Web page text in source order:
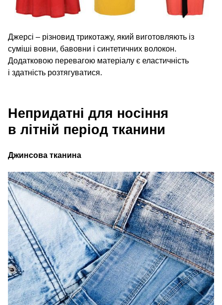
Джерсі – різновид трикотажу, який виготовляють із
суміші вовни, бавовни і синтетичних волокон.
Додатковою перевагою матеріалу є еластичність
і здатність розтягуватися.
Непридатні для носіння
в літній період тканини
Джинсова тканина